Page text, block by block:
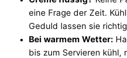
eine Frage der Zeit.
Geduld lassen sie
Bei warmem Wetter:
bis zum Servieren kühl,